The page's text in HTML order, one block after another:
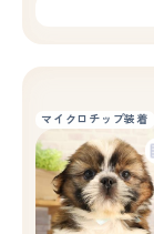
マイクロチップ装着